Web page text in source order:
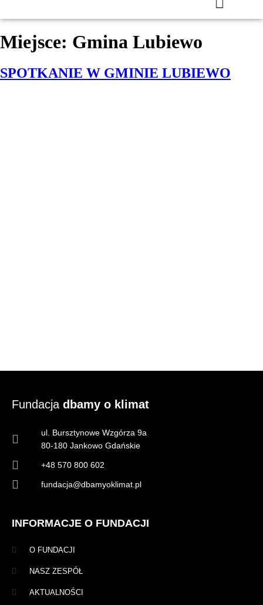
Miejsce: Gmina Lubiewo
SPOTKANIE W GMINIE LUBIEWO
Fundacja dbamy o klimat
ul. Bursztynowe Wzgórza 9a
80-180 Jankowo Gdańskie
+48 570 800 602
fundacja@dbamyoklimat.pl
INFORMACJE O FUNDACJI
O FUNDACJI
NASZ ZESPÓŁ
AKTUALNOŚCI